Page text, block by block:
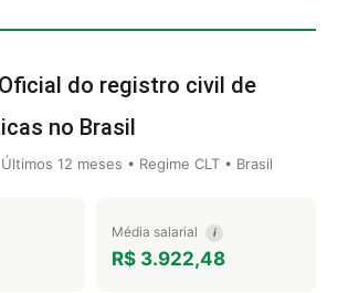
do registro civil de
no Brasil
12 meses • Regime CLT • Brasil
Média salarial i
R$ 3.922,48